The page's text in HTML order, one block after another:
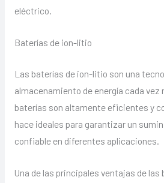
eléctrico.
Baterías de ion-litio
Las baterías de ion-litio son una
almacenamiento de energía cada
baterías son altamente eficientes y
hace ideales para garantizar un
confiable en diferentes aplicaciones.
Una de las principales ventajas de